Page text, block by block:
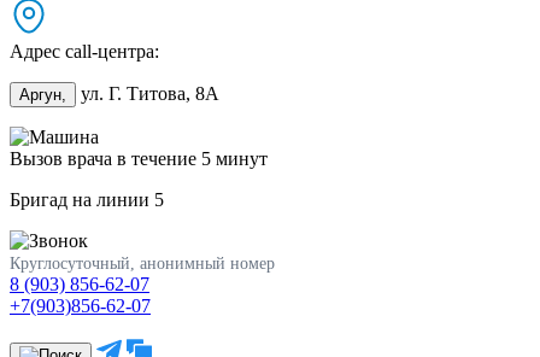
Адрес call-центра:
Аргун, ул. Г. Титова, 8А
Вызов врача в течение 5 минут
Бригад на линии 5
Круглосуточный, анонимный номер
8 (903) 856-62-07
+7(903)856-62-07